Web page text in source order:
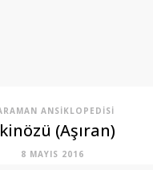
ANSIKLOPEDISI
(Aşıran)
8 MAYIS 2016